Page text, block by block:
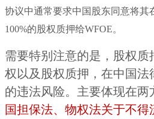
协议中通常要求中国股东同意将其
100%的股权质押给WFOE。
需要特别注意的是，股权质
权以及股权质押，在中国法
的违法风险。主要体现在两
国担保法、物权法关于不得